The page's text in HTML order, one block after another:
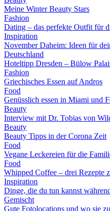
Meine Winter Beauty Stars
Fashion
Dating – das perfekte Outfit für
Inspiration
November Daheim: Ideen für
Deutschland
Hoteltipp Dresden – Bülow
Fashion
Griechisches Essen auf Andros
Food
Genüsslich essen in Miami und
Beauty
Interview mit Dr. Tobias von
Beauty
Beauty Tipps in der Corona Zeit
Food
Vegane Leckereien für die
Food
Whipped Coffee – drei Rezepte
Inspiration
Dinge, die du tun kannst
Gemischt
Gute Fotolocations und wo sie